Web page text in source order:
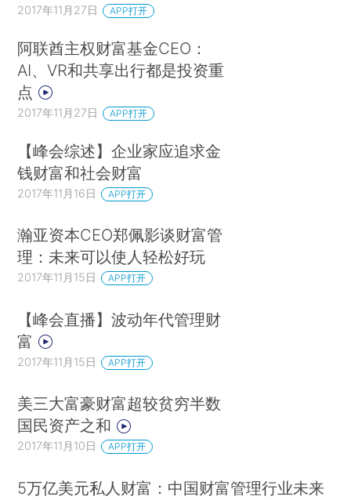
2017年11月27日 APP打开
阿联酋主权财富基金CEO：
AI、VR和共享出行都是投资重
点
2017年11月27日 APP打开
【峰会综述】企业家应追求金
钱财富和社会财富
2017年11月16日 APP打开
瀚亚资本CEO郑佩影谈财富管
理：未来可以使人轻松好玩
2017年11月15日 APP打开
【峰会直播】波动年代管理财
富
2017年11月15日 APP打开
美三大富豪财富超较贫穷半数
国民资产之和
2017年11月10日 APP打开
5万亿美元私人财富：中国财富管理行业未来